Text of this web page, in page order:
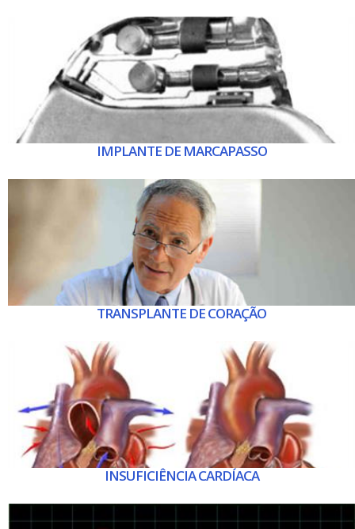
IMPLANTE DE MARCAPASSO
TRANSPLANTE DE CORAÇÃO
INSUFICIÊNCIA CARDÍACA